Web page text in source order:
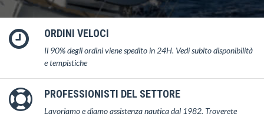
ORDINI VELOCI
Il 90% degli ordini viene spedito in 24H. Vedi subito disponibilità
e tempistiche
PROFESSIONISTI DEL SETTORE
Lavoriamo e diamo assistenza nautica dal 1982. Troverete